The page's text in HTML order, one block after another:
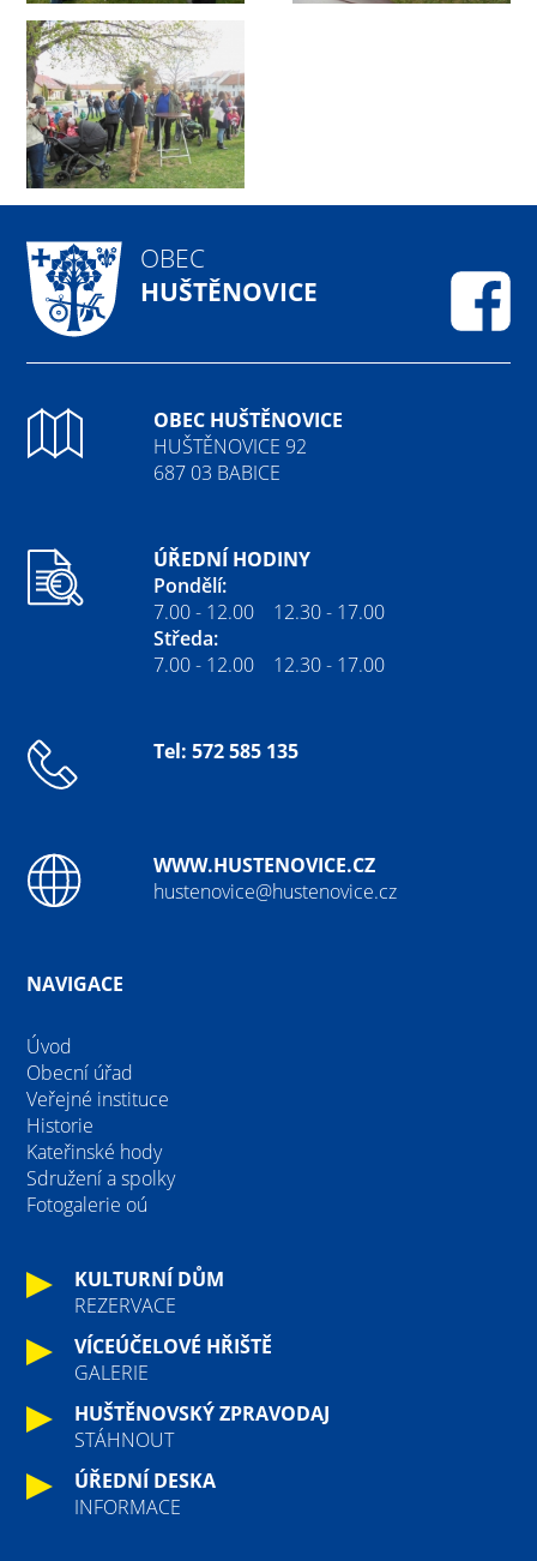
OBEC
HUŠTĚNOVICE
OBEC HUŠTĚNOVICE
HUŠTĚNOVICE 92
687 03 BABICE
ÚŘEDNÍ HODINY
Pondělí:
7.00 - 12.00 12.30 - 17.00
Středa:
7.00 - 12.00 12.30 - 17.00
Tel: 572 585 135
WWW.HUSTENOVICE.CZ
hustenovice@hustenovice.cz
NAVIGACE
Úvod
Obecní úřad
Veřejné instituce
Historie
Kateřinské hody
Sdružení a spolky
Fotogalerie oú
KULTURNÍ DŮM
REZERVACE
VÍCEÚČELOVÉ HŘIŠTĚ
GALERIE
HUŠTĚNOVSKÝ ZPRAVODAJ
STÁHNOUT
ÚŘEDNÍ DESKA
INFORMACE